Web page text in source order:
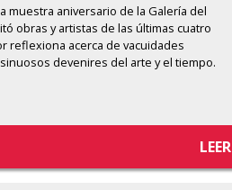
muestra aniversario de la Galería del
obras y artistas de las últimas cuatro
reflexiona acerca de vacuidades
devenires del arte y el tiempo.
LEER